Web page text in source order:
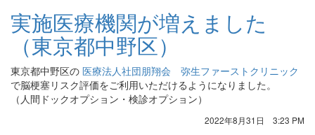
実施医療機関が増えました
（東京都中野区）
東京都中野区の 医療法人社団朋翔会 弥生ファーストクリニック
で脳梗塞リスク評価をご利用いただけるようになりました。
（人間ドックオプション・検診オプション）
2022年8月31日 3:23 PM